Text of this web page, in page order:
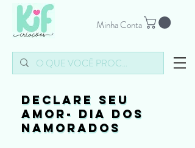
Minha Conta
DECLARE SEU
AMOR- DIA DOS
NAMORADOS
DECLARE SEU
AMOR- DIA DOS
NAMORADOS